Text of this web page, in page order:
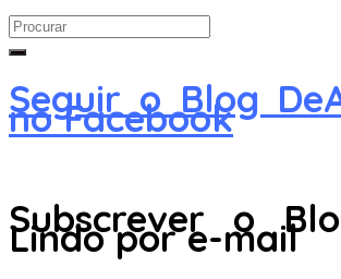
Search
for:
Seguir o Blog
no Facebook
Subscrever o
Lindo por e-mail